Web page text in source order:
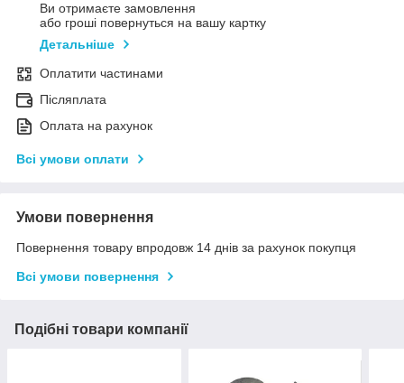
Ви отримаєте замовлення
або гроші повернуться на вашу картку
Детальніше
Оплатити частинами
Післяплата
Оплата на рахунок
Всі умови оплати
Умови повернення
Повернення товару впродовж 14 днів за рахунок покупця
Всі умови повернення
Подібні товари компанії